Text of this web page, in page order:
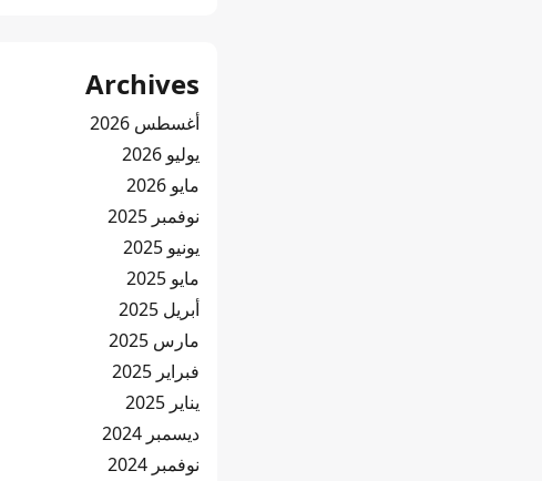
Archives
أغسطس 2026
يوليو 2026
مايو 2026
نوفمبر 2025
يونيو 2025
مايو 2025
أبريل 2025
مارس 2025
فبراير 2025
يناير 2025
ديسمبر 2024
نوفمبر 2024